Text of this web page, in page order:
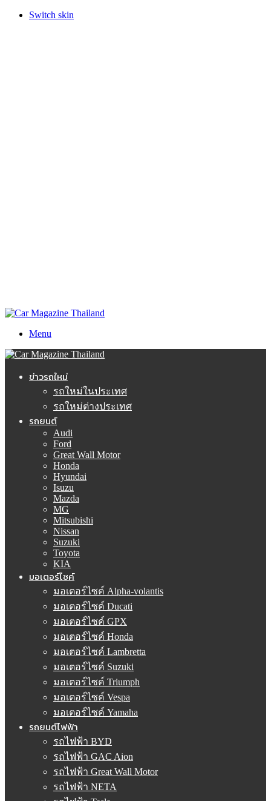
Switch skin
Menu
ข่าวรถใหม่
รถใหม่ในประเทศ
รถใหม่ต่างประเทศ
รถยนต์
Audi
Ford
Great Wall Motor
Honda
Hyundai
Isuzu
Mazda
MG
Mitsubishi
Nissan
Suzuki
Toyota
KIA
มอเตอร์ไซค์
มอเตอร์ไซค์ Alpha-volantis
มอเตอร์ไซค์ Ducati
มอเตอร์ไซค์ GPX
มอเตอร์ไซค์ Honda
มอเตอร์ไซค์ Lambretta
มอเตอร์ไซค์ Suzuki
มอเตอร์ไซค์ Triumph
มอเตอร์ไซค์ Vespa
มอเตอร์ไซค์ Yamaha
รถยนต์ไฟฟ้า
รถไฟฟ้า BYD
รถไฟฟ้า GAC Aion
รถไฟฟ้า Great Wall Motor
รถไฟฟ้า NETA